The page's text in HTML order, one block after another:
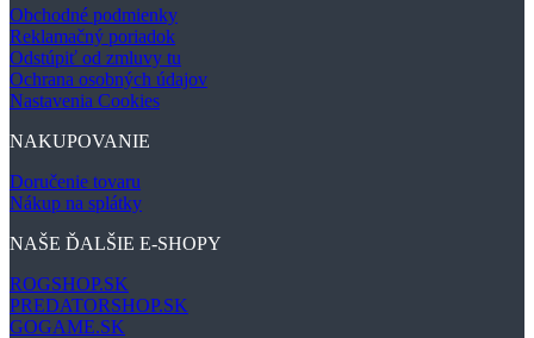
Obchodné podmienky
Reklamačný poriadok
Odstúpiť od zmluvy tu
Ochrana osobných údajov
Nastavenia Cookies
NAKUPOVANIE
Doručenie tovaru
Nákup na splátky
NAŠE ĎALŠIE E-SHOPY
ROGSHOP.SK
PREDATORSHOP.SK
GOGAME.SK